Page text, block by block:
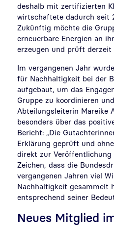
deshalb mit zertifizierten
wirtschaftete dadurch seit
Zukünftig möchte die
erneuerbare Energien an
erzeugen und prüft derzeit
Im vergangenen Jahr
für Nachhaltigkeit bei der
aufgebaut, um das
Gruppe zu koordinieren
Abteilungsleiterin Mareike
besonders über das
Bericht: „Die
Erklärung geprüft und
direkt zur Veröffentlichung
Zeichen, dass die
vergangenen Jahren viel
Nachhaltigkeit gesammelt
entsprechend seiner
Neues Mitglied